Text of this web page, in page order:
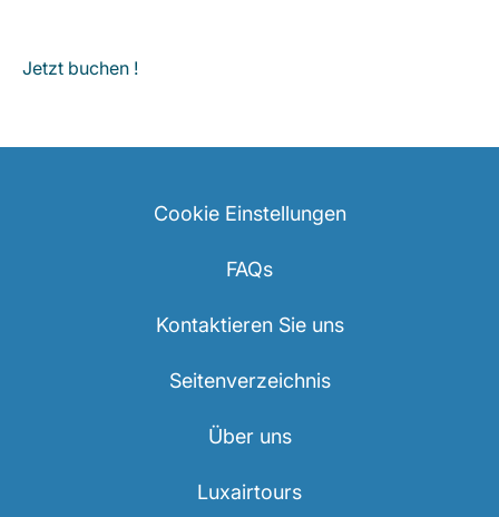
Jetzt buchen !
Cookie Einstellungen
FAQs
Kontaktieren Sie uns
Seitenverzeichnis
Über uns
Luxairtours